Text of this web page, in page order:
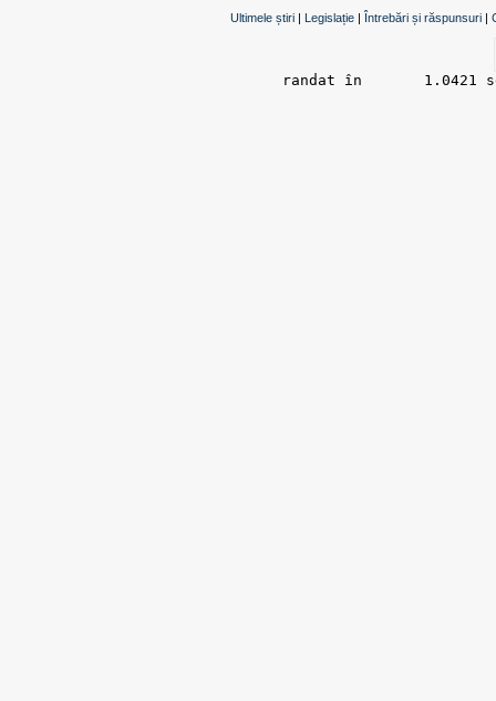
Ultimele știri | Legislație | Întrebări și răspunsuri |
randat în